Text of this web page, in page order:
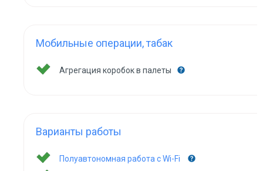
Мобильные операции, табак
Агрегация коробок в палеты
Варианты работы
Полуавтономная работа с Wi-Fi